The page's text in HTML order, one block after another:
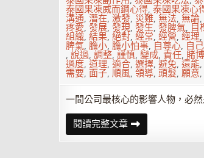
泰國果凍威而鋼心得,泰國果凍心
溝通,潛在,激發,災難,無法, 無論,
疼愛, 發展, 發現, 發生, 發脾氣,目
組織, 結果, 絕對, 經常, 經營,經理,
脾氣, 膽小, 膽小怕事, 自尊心, 自己
,說過,調整,謹慎,變成,責任, 賭博
過度,道理, 適合,選擇,避免, 還能,
需要, 面子, 順風, 領導, 頭髮, 願意,
一間公司最核心的影響人物，必
閱讀完整文章你
遇
過